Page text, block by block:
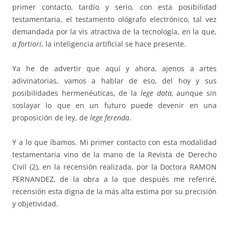
primer contacto, tardío y serio, con esta posibilidad
testamentaria, el testamento ológrafo electrónico, tal vez
demandada por la vis atractiva de la tecnología, en la que,
a fortiori, la inteligencia artificial se hace presente.
Ya he de advertir que aquí y ahora, ajenos a artes
adivinatorias, vamos a hablar de eso, del hoy y sus
posibilidades hermenéuticas, de la lege data, aunque sin
soslayar lo que en un futuro puede devenir en una
proposición de ley, de lege ferenda.
Y a lo que íbamos. Mi primer contacto con esta modalidad
testamentaria vino de la mano de la Revista de Derecho
Civil (2), en la recensión realizada, por la Doctora RAMON
FERNANDEZ, de la obra a la que después me referiré,
recensión esta digna de la más alta estima por su precisión
y objetividad.